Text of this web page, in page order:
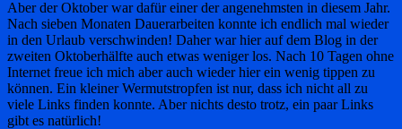
Aber der Oktober war dafür einer der angenehmsten in diesem Jahr.
Nach sieben Monaten Dauerarbeiten konnte ich endlich mal wieder
in den Urlaub verschwinden! Daher war hier auf dem Blog in der
zweiten Oktoberhälfte auch etwas weniger los. Nach 10 Tagen ohne
Internet freue ich mich aber auch wieder hier ein wenig tippen zu
können. Ein kleiner Wermutstropfen ist nur, dass ich nicht all zu
viele Links finden konnte. Aber nichts desto trotz, ein paar Links
gibt es natürlich!